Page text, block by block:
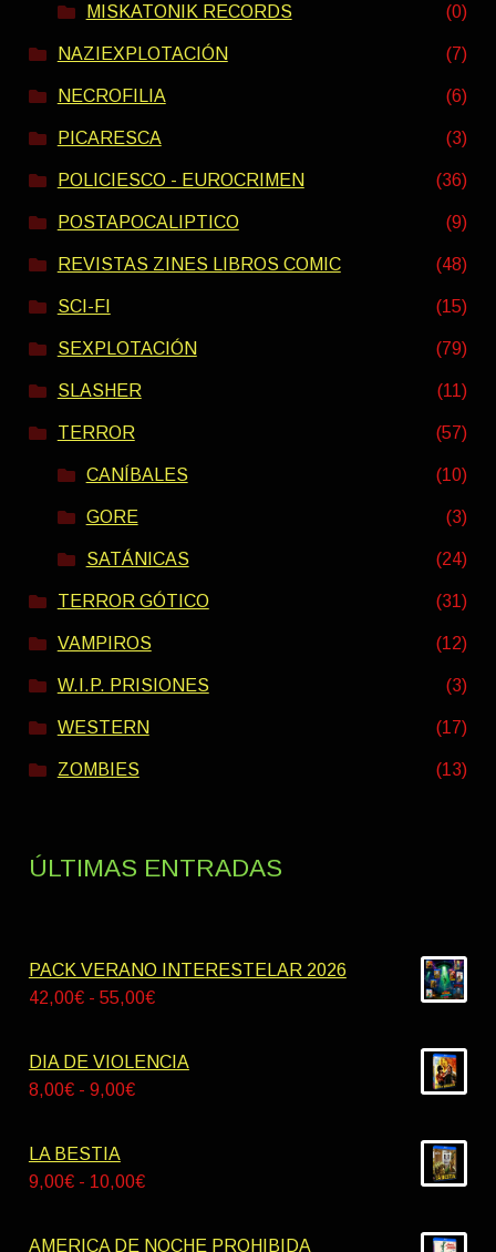
MISKATONIK RECORDS (0)
NAZIEXPLOTACIÓN (7)
NECROFILIA (6)
PICARESCA (3)
POLICIESCO - EUROCRIMEN (36)
POSTAPOCALIPTICO (9)
REVISTAS ZINES LIBROS COMIC (48)
SCI-FI (15)
SEXPLOTACIÓN (79)
SLASHER (11)
TERROR (57)
CANÍBALES (10)
GORE (3)
SATÁNICAS (24)
TERROR GÓTICO (31)
VAMPIROS (12)
W.I.P. PRISIONES (3)
WESTERN (17)
ZOMBIES (13)
ÚLTIMAS ENTRADAS
PACK VERANO INTERESTELAR 2026
42,00€ - 55,00€Rango
precios:
DIA DE VIOLENCIA
8,00€ - 9,00€Rango
desde
LA BESTIA
9,00€ - 10,00€Rango
precios:
AMERICA DE NOCHE PROHIBIDA